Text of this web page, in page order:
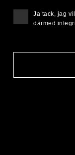
Ja tack, jag
därmed